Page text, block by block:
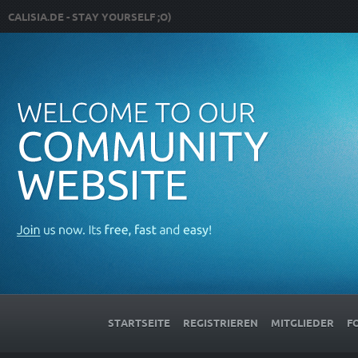
CALISIA.DE - STAY YOURSELF ;O)
STARTSEITE REGISTRIEREN MITGLIEDER